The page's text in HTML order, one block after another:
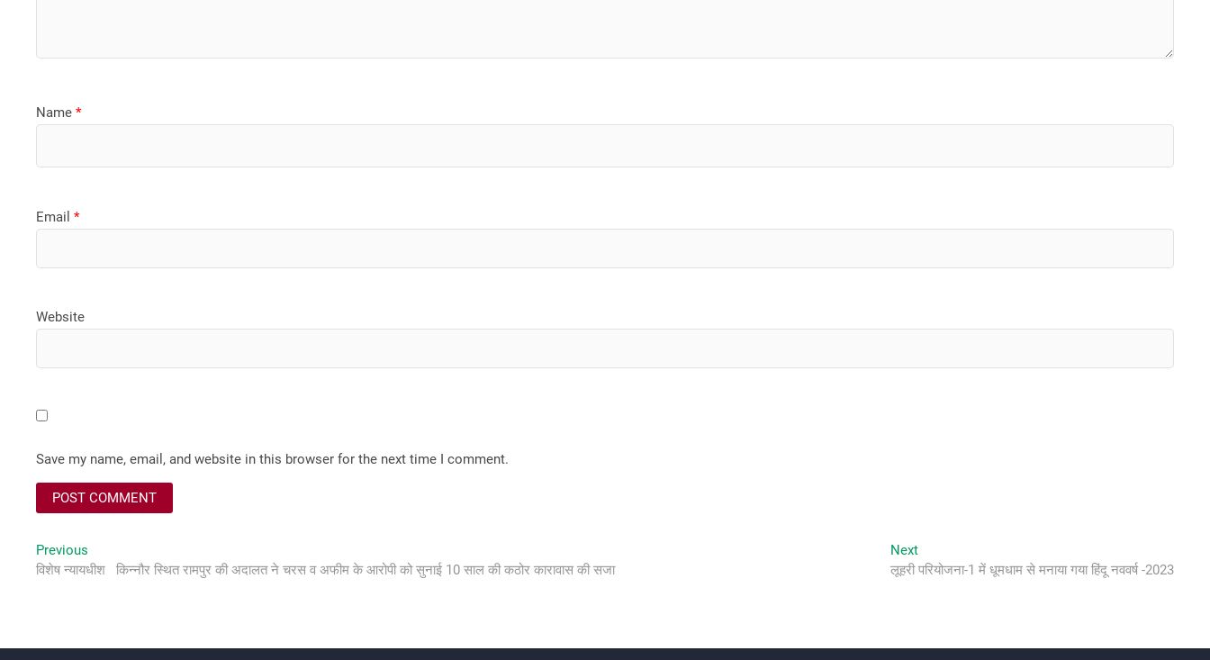
Name*
Email*
Website
Save my name, email, and website in this browser for the next time I comment.
Post
navigation
Previous
post:
विशेष न्यायधीश किन्नौर स्थित रामपुर की अदालत ने चरस व अफीम के आरोपी को सुनाई 10 साल की कठोर कारावास की सजा
NextNext
post:
लूहरी परियोजना-1 में धूमधाम से मनाया गया हिंदू नववर्ष -2023